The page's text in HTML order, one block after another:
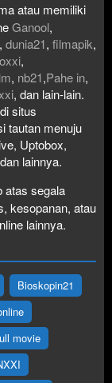
atau memiliki
Ganool,
, dunia21, filmapik,
,
, nb21,Pahe in,
, dan lain-lain.
situs
tautan menuju
Uptobox,
lainnya.
atas segala
kesopanan, atau
lainnya.
Bioskopin21
movie